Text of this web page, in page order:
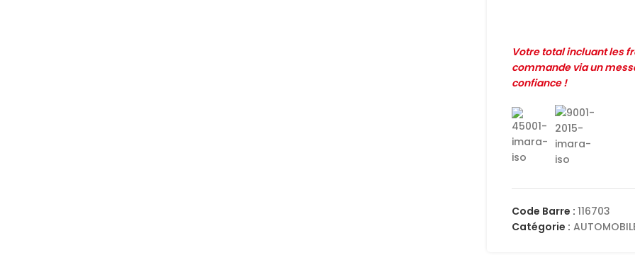
Votre total incluant les
commande via un
confiance !
Code Barre : 116703
Catégorie :